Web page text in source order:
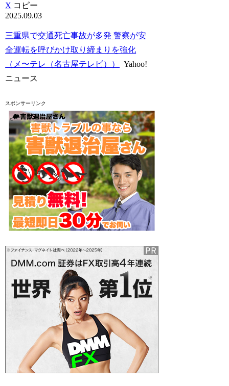
X コピー
2025.09.03
三重県で交通死亡事故が多発 警察が安
全運転を呼びかけ取り締まりを強化
（メ〜テレ（名古屋テレビ））
Yahoo!
ニュース
スポンサーリンク